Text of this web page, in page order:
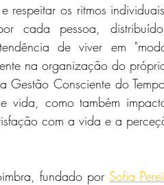
respeitar os ritmos
cada pessoa,
de viver em
na organização do
Consciente do
vida, como também
com a vida e a
fundado por Sofia